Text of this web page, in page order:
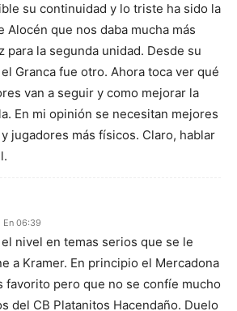
su continuidad y lo triste ha sido la
Alocén que nos daba mucha más
para la segunda unidad. Desde su
Granca fue otro. Ahora toca ver qué
van a seguir y como mejorar la
En mi opinión se necesitan mejores
jugadores más físicos. Claro, hablar
En 06:39
nivel en temas serios que se le
a Kramer. En principio el Mercadona
favorito pero que no se confíe mucho
del CB Platanitos Hacendaño. Duelo